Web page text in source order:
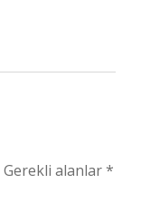
Gerekli alanlar*